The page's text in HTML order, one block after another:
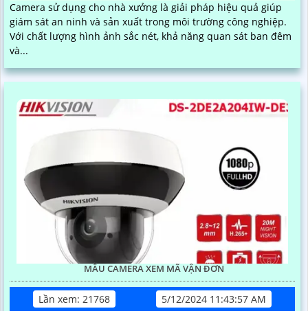
Camera sử dụng cho nhà xưởng là giải pháp hiệu quả giúp
giám sát an ninh và sản xuất trong môi trường công nghiệp.
Với chất lượng hình ảnh sắc nét, khả năng quan sát ban đêm
và...
MẪU CAMERA XEM MÃ VẬN ĐƠN
Lần xem: 21768
5/12/2024 11:43:57 AM